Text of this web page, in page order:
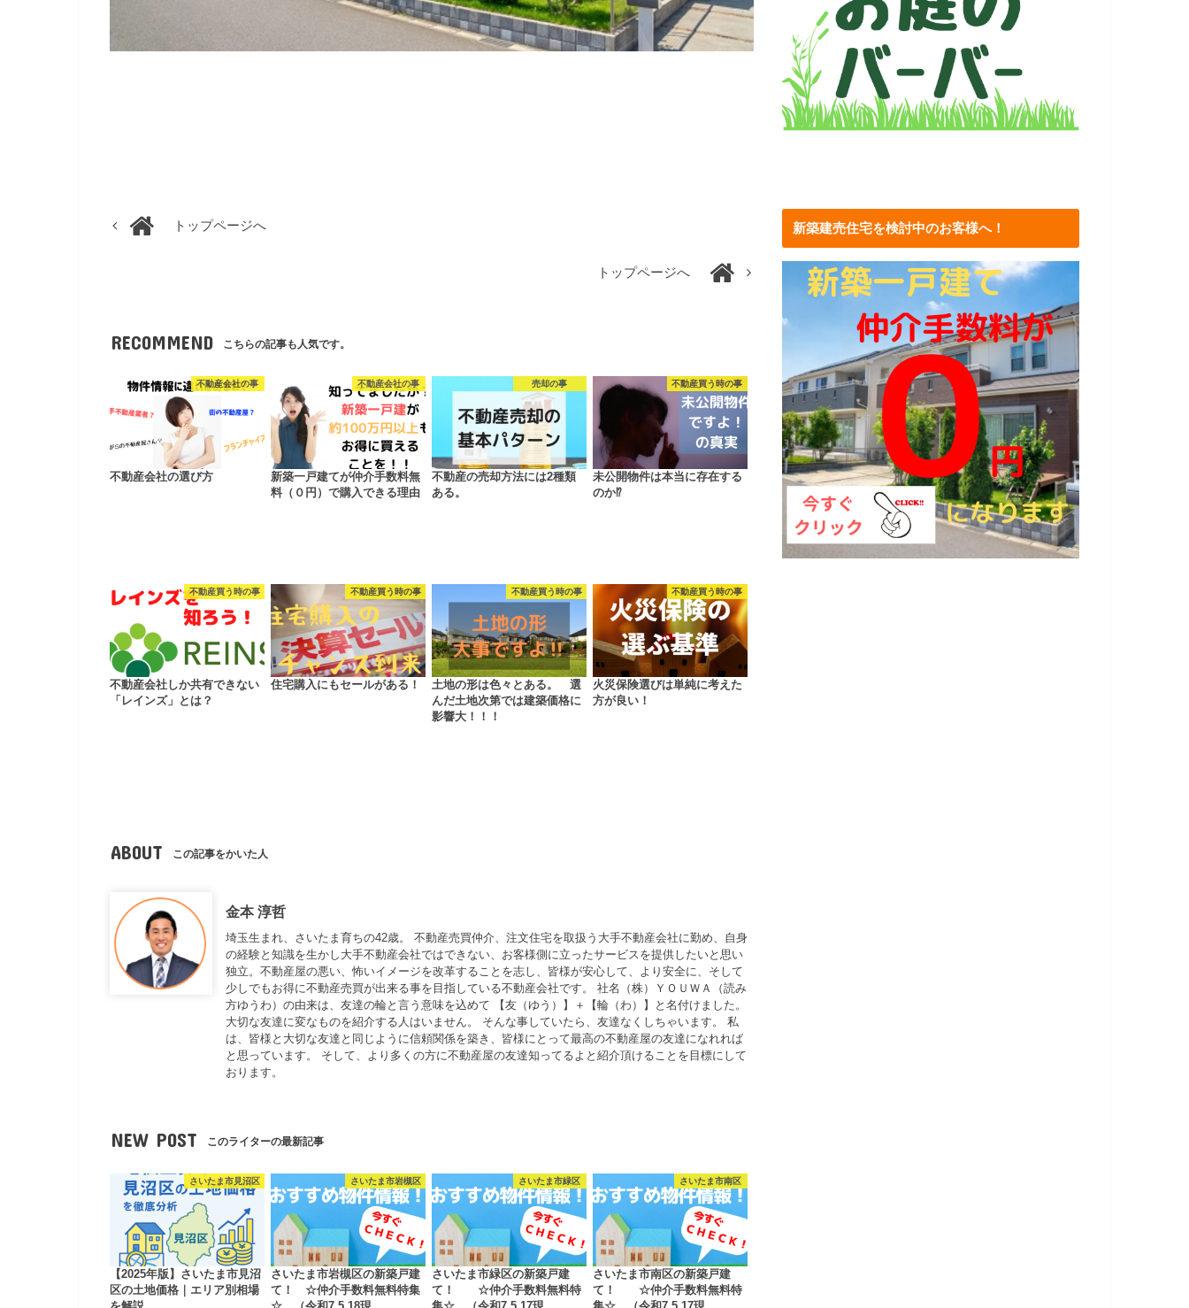
トップページへ
トップページへ
RECOMMEND こちらの記事も人気です。
不動産会社の事
不動産会社の選び方
不動産会社の事
新築一戸建てが仲介手数料無
料（０円）で購入できる理由
売却の事
不動産の売却方法には2種類
ある。
不動産買う時の事
未公開物件は本当に存在する
のか⁉
不動産買う時の事
不動産会社しか共有できない
「レインズ」とは？
不動産買う時の事
住宅購入にもセールがある！
不動産買う時の事
土地の形は色々とある。 選
んだ土地次第では建築価格に
影響大！！！
不動産買う時の事
火災保険選びは単純に考えた
方が良い！
ABOUT この記事をかいた人
金本 淳哲
埼玉生まれ、さいたま育ちの42歳。 不動産売買仲介、注文住宅を取扱う大手不動産会社に勤め、自身
の経験と知識を生かし大手不動産会社ではできない、お客様側に立ったサービスを提供したいと思い
独立。不動産屋の悪い、怖いイメージを改革することを志し、皆様が安心して、より安全に、そして
少しでもお得に不動産売買が出来る事を目指している不動産会社です。 社名（株）ＹＯＵＷＡ（読み
方ゆうわ）の由来は、友達の輪と言う意味を込めて 【友（ゆう）】＋【輪（わ）】と名付けました。
大切な友達に変なものを紹介する人はいません。 そんな事していたら、友達なくしちゃいます。 私
は、皆様と大切な友達と同じように信頼関係を築き、皆様にとって最高の不動産屋の友達になれれば
と思っています。 そして、より多くの方に不動産屋の友達知ってるよと紹介頂けることを目標にして
おります。
NEW POST このライターの最新記事
さいたま市見沼区
【2025年版】さいたま市見沼
区の土地価格｜エリア別相場
さいたま市岩槻区
さいたま市岩槻区の新築戸建
て！ ☆仲介手数料無料特集
さいたま市緑区
さいたま市緑区の新築戸建
て！ ☆仲介手数料無料特
さいたま市南区
さいたま市南区の新築戸建
て！ ☆仲介手数料無料特
新築建売住宅を検討中のお客様へ！